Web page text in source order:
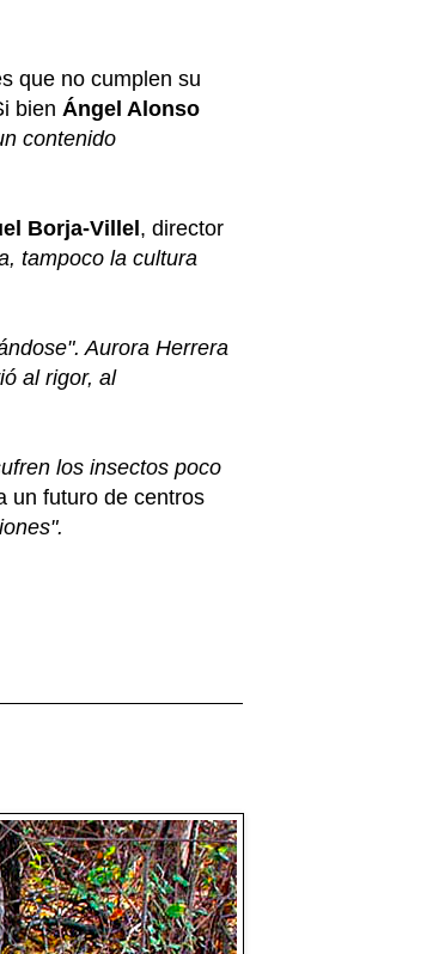
que no cumplen su
bien Ángel Alonso
contenido
Borja-Villel, director
tampoco la cultura
Aurora Herrera
al rigor, al
los insectos poco
un futuro de centros